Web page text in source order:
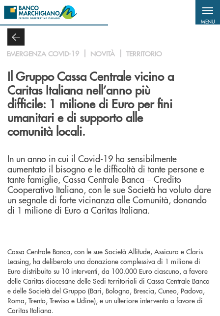
Salta al contenuto principale
MENU
EMERGENZA COVID-19 NOVITÀ TERRITORIO
Il Gruppo Cassa Centrale vicino a
Caritas Italiana nell’anno più
difficile: 1 milione di Euro per fini
umanitari e di supporto alle
comunità locali.
In un anno in cui il Covid-19 ha sensibilmente
aumentato il bisogno e le difficoltà di tante persone e
tante famiglie, Cassa Centrale Banca – Credito
Cooperativo Italiano, con le sue Società ha voluto dare
un segnale di forte vicinanza alle Comunità, donando
di 1 milione di Euro a Caritas Italiana.
Cassa Centrale Banca, con le sue Società Allitude, Assicura e Claris
Leasing, ha deliberato una donazione complessiva di 1 milione di
Euro distribuito su 10 interventi, da 100.000 Euro ciascuno, a favore
delle Caritas diocesane delle Sedi territoriali di Cassa Centrale Banca
e delle Società del Gruppo (Bari, Bologna, Brescia, Cuneo, Padova,
Roma, Trento, Treviso e Udine), e un ulteriore intervento a favore di
Caritas Italiana.